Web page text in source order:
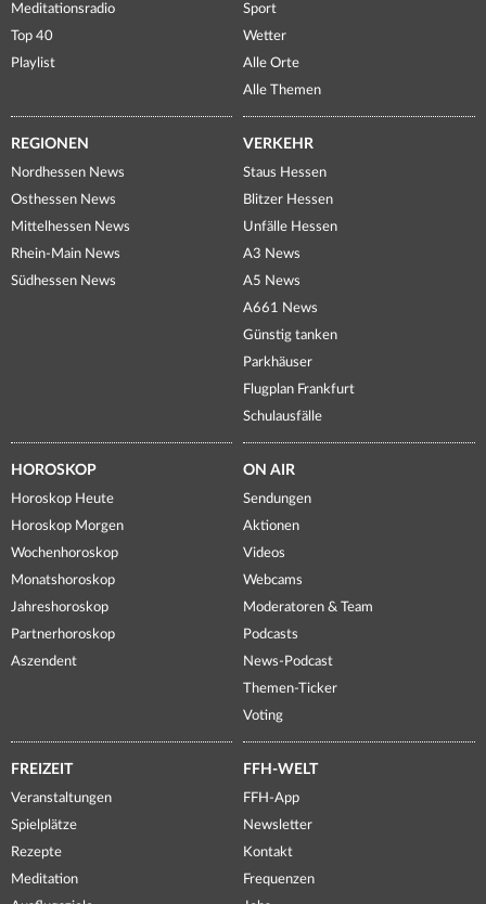
Meditationsradio
Top 40
Playlist
Sport
Wetter
Alle Orte
Alle Themen
REGIONEN
Nordhessen News
Osthessen News
Mittelhessen News
Rhein-Main News
Südhessen News
VERKEHR
Staus Hessen
Blitzer Hessen
Unfälle Hessen
A3 News
A5 News
A661 News
Günstig tanken
Parkhäuser
Flugplan Frankfurt
Schulausfälle
HOROSKOP
Horoskop Heute
Horoskop Morgen
Wochenhoroskop
Monatshoroskop
Jahreshoroskop
Partnerhoroskop
Aszendent
ON AIR
Sendungen
Aktionen
Videos
Webcams
Moderatoren & Team
Podcasts
News-Podcast
Themen-Ticker
Voting
FREIZEIT
Veranstaltungen
Spielplätze
Rezepte
Meditation
FFH-WELT
FFH-App
Newsletter
Kontakt
Frequenzen